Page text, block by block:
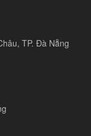
TP. Đà Nẵng